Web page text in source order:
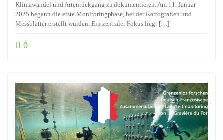
Klimawandel und Artenrückgang zu dokumentieren. Am 11. Januar
2025 begann die erste Monitoringphase, bei der Kartografien und
Messblätter erstellt wurden. Ein zentraler Fokus liegt […]
0